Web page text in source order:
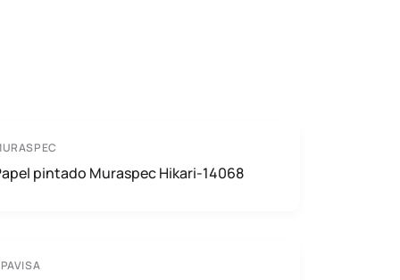
pintado Muraspec Hikari-14068